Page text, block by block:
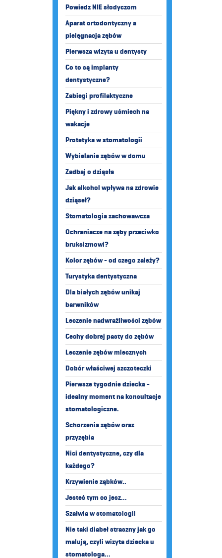
Powiedz NIE słodyczom
Aparat ortodontyczny a
pielęgnacja zębów
Pierwsza wizyta u dentysty
Co to są implanty
dentystyczne?
Zabiegi profilaktyczne
Piękny i zdrowy uśmiech na
wakacje
Protetyka w stomatologii
Wybielanie zębów w domu
Zadbaj o dziąsła
Jak alkohol wpływa na zdrowie
dziąseł?
Stomatologia zachowawcza
Ochraniacze na zęby przeciwko
bruksizmowi?
Kolor zębów - od czego zależy?
Turystyka dentystyczna
Dla białych zębów unikaj
barwników
Leczenie nadwrażliwości zębów
Cechy dobrej pasty do zębów
Leczenie zębów mlecznych
Dobór właściwej szczoteczki
Pierwsze tygodnie dziecka -
idealny moment na konsultacje
stomatologiczne.
Schorzenia zębów oraz
przyzębia
Nici dentystyczne, czy dla
każdego?
Krzywienie ząbków..
Jesteś tym co jesz...
Szałwia w stomatologii
Nie taki diabeł straszny jak go
malują, czyli wizyta dziecka u
stomatologa...